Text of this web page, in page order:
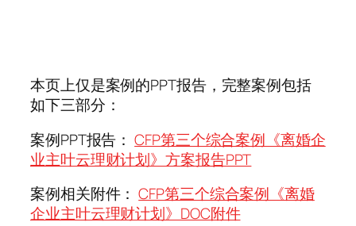
本页上仅是案例的PPT报告，完整案例包括
如下三部分：
案例PPT报告：CFP第三个综合案例《离婚企
业主叶云理财计划》方案报告PPT
案例相关附件：CFP第三个综合案例《离婚
企业主叶云理财计划》DOC附件